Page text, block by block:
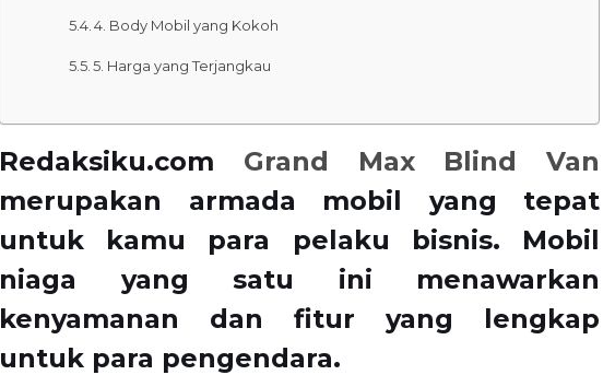
4. Body Mobil yang Kokoh
5. Harga yang Terjangkau
Redaksiku.com Grand Max Blind Van
merupakan armada mobil yang tepat
untuk kamu para pelaku bisnis. Mobil
niaga yang satu ini menawarkan
kenyamanan dan fitur yang lengkap
untuk para pengendara.